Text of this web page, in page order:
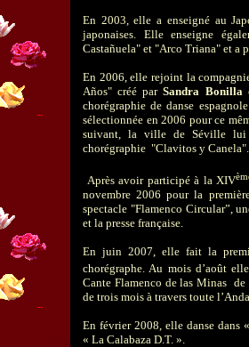
En 2003, elle a enseigné au
japonaises. Elle enseigne
Castañuela" et "Arco Triana" et a
En 2006, elle rejoint la
Años" créé parSandra Bonilla
chorégraphie de danse
sélectionnée en 2006 pour ce
suivant, la ville de Séville lui
chorégraphie "Clavitos y Canela".
Après avoir participé à la XIV
novembre 2006 pour la
spectacle "Flamenco Circular”,
et la presse française.
En juin 2007, elle fait la
chorégraphe. Au mois d’août
Cante Flamenco de las Minas
de trois mois à travers toute
En février 2008, elle danse dans
« La Calabaza D.T. ».